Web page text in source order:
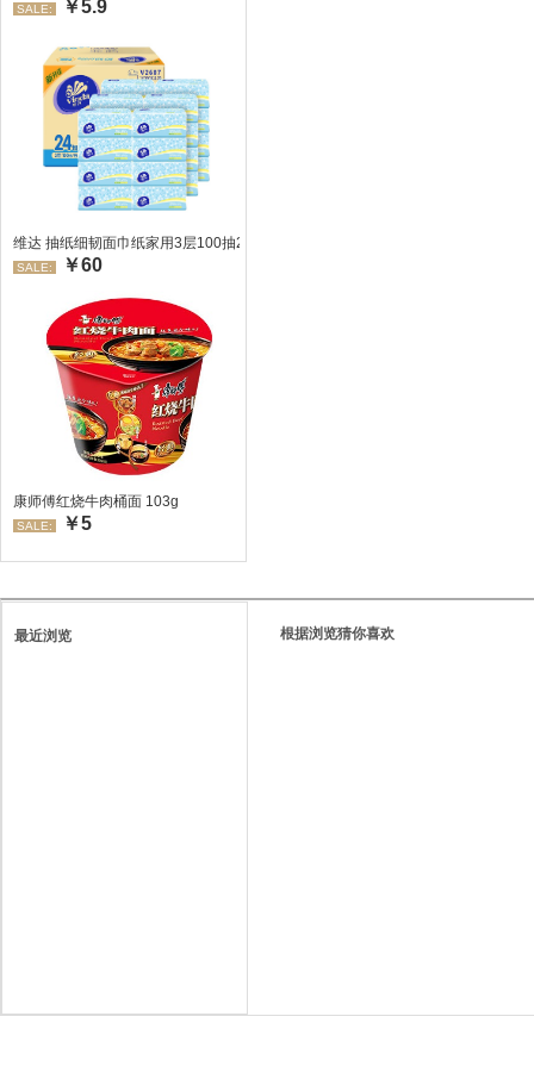
SALE: ￥5.9
维达 抽纸细韧面巾纸家用3层100抽24包/箱 超值装 偏远地区不发货偏远地区:(含
SALE: ￥60
康师傅红烧牛肉桶面 103g
SALE: ￥5
最近浏览 根据浏览猜你喜欢